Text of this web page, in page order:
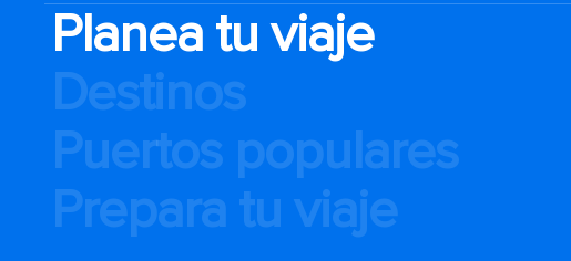
Planea tu viaje
Destinos
Puertos populares
Prepara tu viaje